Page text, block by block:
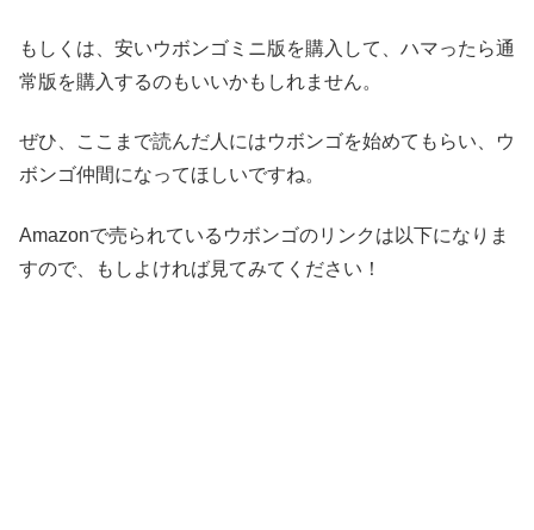
もしくは、安いウボンゴミニ版を購入して、ハマったら通
常版を購入するのもいいかもしれません。
ぜひ、ここまで読んだ人にはウボンゴを始めてもらい、ウ
ボンゴ仲間になってほしいですね。
Amazonで売られているウボンゴのリンクは以下になりま
すので、もしよければ見てみてください！